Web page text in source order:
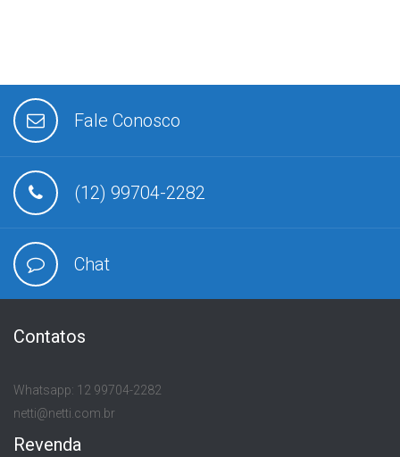
Fale Conosco
(12) 99704-2282
Chat
Contatos
Whatsapp: 12 99704-2282
netti@netti.com.br
Revenda